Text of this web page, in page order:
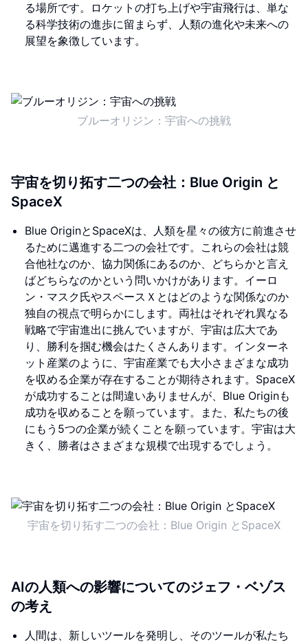
る場所です。ロケットの打ち上げや宇宙飛行は、単な
る科学技術の進歩に留まらず、人類の進化や未来への
展望を象徴しています。
ブルーオリジン：宇宙への挑戦
宇宙を切り拓す二つの会社：Blue Origin と
SpaceX
Blue OriginとSpaceXは、人類を星々の彼方に前進させ
るために邁進する二つの会社です。これらの会社は競
合他社なのか、協力関係にあるのか、どちらかと言え
ばどちらなのかという問いかけがあります。イーロ
ン・マスク氏やスペースＸとはどのような関係なのか
独自の視点で明らかにします。両社はそれぞれ異なる
戦略で宇宙進出に挑んでいますが、宇宙は広大であ
り、勝利を掴む機会はたくさんあります。インターネ
ット産業のように、宇宙産業でも大小さまざまな成功
を収める企業が存在することが期待されます。SpaceX
が成功することは間違いありませんが、Blue Originも
成功を収めることを願っています。また、私たちの後
にもう5つの企業が続くことを願っています。宇宙は大
きく、勝者はさまざまな規模で出現するでしょう。
宇宙を切り拓す二つの会社：Blue Origin とSpaceX
AIの人類への影響についてのジェフ・ベゾス
の考え
人間は、新しいツールを発明し、そのツールが私たち